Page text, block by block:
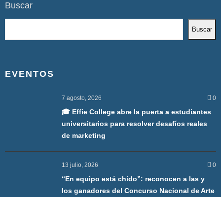
Buscar
Buscar
EVENTOS
7 agosto, 2026 0
🎓 Effie College abre la puerta a estudiantes
universitarios para resolver desafíos reales
de marketing
13 julio, 2026 0
“En equipo está chido”: reconocen a las y
los ganadores del Concurso Nacional de Arte